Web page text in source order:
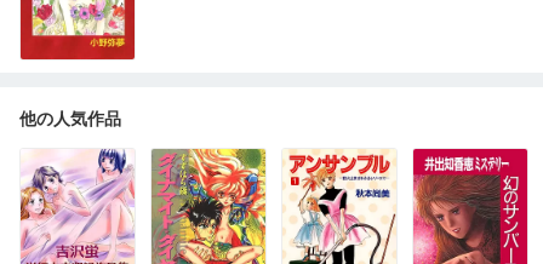
他の人気作品